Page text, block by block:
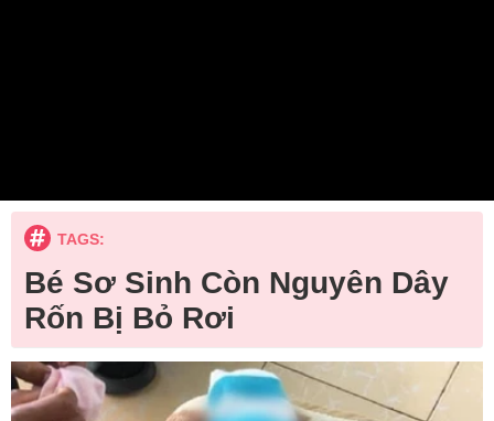
TAGS:
Bé Sơ Sinh Còn Nguyên Dây
Rốn Bị Bỏ Rơi